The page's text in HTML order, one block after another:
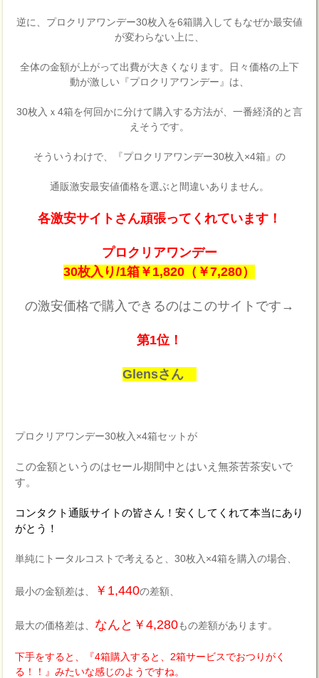
逆に、プロクリアワンデー30枚入を6箱購入してもなぜか最安値
が変わらない上に、
全体の金額が上がって出費が大きくなります。日々価格の上下
動が激しい『プロクリアワンデー』は、
30枚入ｘ4箱を何回かに分けて購入する方法が、一番経済的と言
えそうです。
そういうわけで、『プロクリアワンデー30枚入×4箱』の
通販激安最安値価格を選ぶと間違いありません。
各激安サイトさん頑張ってくれています！
プロクリアワンデー
30枚入り/1箱￥1,820（￥7,280）
の激安価格で購入できるのはこのサイトです→
第1位！
Glensさん
プロクリアワンデー30枚入×4箱セットが
この金額というのはセール期間中とはいえ無茶苦茶安いで
す。
コンタクト通販サイトの皆さん！安くしてくれて本当にあり
がとう！
単純にトータルコストで考えると、30枚入×4箱を購入の場合、
最小の金額差は、 ￥1,440の差額、
最大の価格差は、 なんと￥4,280もの差額があります。
下手をすると、『4箱購入すると、2箱サービスでおつりがく
る！！』みたいな感じのようですね。